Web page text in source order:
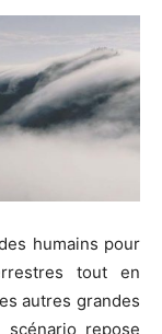
humains pour
tout en
autres grandes
scénario repose